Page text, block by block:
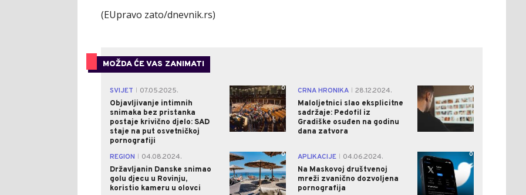
(EUpravo zato/dnevnik.rs)
MOŽDA ĆE VAS ZANIMATI
SVIJET
07.05.2025.
Objavljivanje intimnih
snimaka bez pristanka
postaje krivično djelo: SAD
staje na put osvetničkoj
pornografiji
0 CRNA HRONIKA
28.12.2024.
Maloljetnici slao eksplicitne
sadržaje: Pedofil iz
Gradiške osuđen na godinu
dana zatvora
0
REGION
04.08.2024.
Državljanin Danske snimao
golu djecu u Rovinju,
koristio kameru u olovci
0 APLIKACIJE
04.06.2024.
Na Maskovoj društvenoj
mreži zvanično dozvoljena
pornografija
0